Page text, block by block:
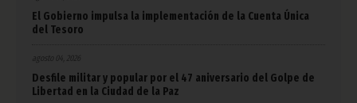
El Gobierno impulsa la implementación de la Cuenta Única
del Tesoro
agosto 04, 2026
Desfile militar y popular por el 47 aniversario del Golpe de
Libertad en la Ciudad de la Paz